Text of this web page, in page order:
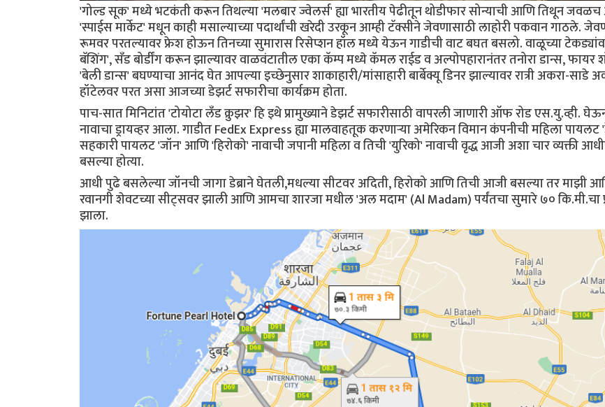
'गोल्ड सूक' मध्ये भटकंती करून तिथल्या 'मलबार ज्वेलर्स' ह्या भारतीय पेढीतून थोडीफार सोन्याची आणि तिथून
'स्पाईस मार्केट' मधून काही मसाल्याच्या पदार्थांची खरेदी उरकून आम्ही टॅक्सीने जेवणासाठी लाहोरी पकवान गाठले.
रूमवर परतल्यावर फ्रेश होऊन तिनच्या सुमारास रिसेप्शन हॉल मध्ये येऊन गाडीची वाट बघत बसलो. वाळूच्या
बॅशिंग', सॅंड बोर्डींग करून झाल्यावर वाळवंटातील एका कॅम्प मध्ये कॅमल राईड व अल्पोपहारानंतर तनोरा डान्स, फायर
'बेली डान्स' बघण्याचा आनंद घेत आपल्या इच्छेनुसार शाकाहारी/मांसाहारी बार्बेक्यू डिनर झाल्यावर रात्री अकरा-साडे
हॉटेलवर परत असा आजच्या डेझर्ट सफारीचा कार्यक्रम होता.
पाच-सात मिनिटांत 'टोयोटा लँड क्रुझर' हि इथे प्रामुख्याने डेझर्ट सफारीसाठी वापरली जाणारी ऑफ रोड एस.यु.व्ही.
नावाचा ड्रायव्हर आला. गाडीत FedEx Express ह्या मालवाहतूक करणाऱ्या अमेरिकन विमान कंपनीची महिला पायलट
सहकारी पायलट 'जॉन' आणि 'हिरोको' नावाची जपानी महिला व तिची 'युरिको' नावाची वृद्ध आजी अशा चार व्यक्ती
बसल्या होत्या.
आधी पुढे बसलेल्या जॉनची जागा डेब्राने घेतली,मधल्या सीटवर अदिती, हिरोको आणि तिची आजी बसल्या तर माझी
रवानगी शेवटच्या सीट्सवर झाली आणि आमचा शारजा मधील 'अल मदाम' (Al Madam) पर्यंतचा सुमारे ७० कि.मी.चा
झाला.